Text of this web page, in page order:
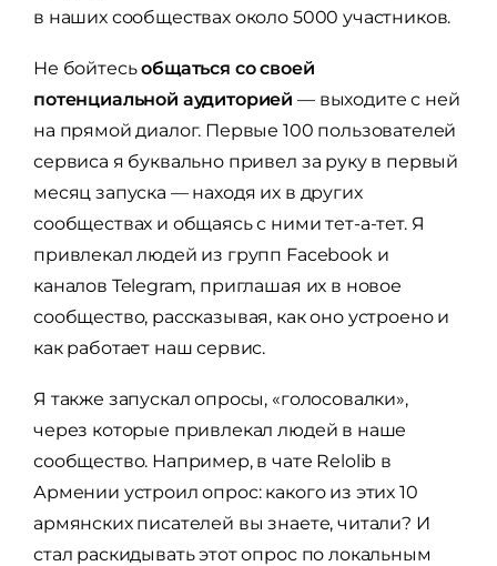
в наших сообществах около 5000 участников.
Не бойтесьобщаться со своей
потенциальной аудиторией — выходите с ней
на прямой диалог. Первые 100 пользователей
сервиса я буквально привел за руку в первый
месяц запуска — находя их в других
сообществах и общаясь с ними тет-а-тет. Я
привлекал людей из групп Facebook и
каналов Telegram, приглашая их в новое
сообщество, рассказывая, как оно устроено и
как работает наш сервис.
Я также запускал опросы, «голосовалки»,
через которые привлекал людей в наше
сообщество. Например, в чате Relolib в
Армении устроил опрос: какого из этих 10
армянских писателей вы знаете, читали? И
стал раскидывать этот опрос по локальным